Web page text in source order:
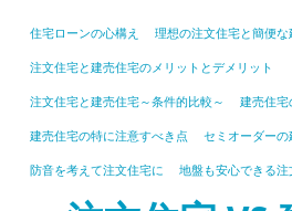
住宅ローンの心構え 理想の注文住宅と簡便な
注文住宅と建売住宅のメリットとデメリット
注文住宅と建売住宅～条件的比較～ 建売住宅
建売住宅の特に注意すべき点 セミオーダーの
防音を考えて注文住宅に 地盤も安心できる注